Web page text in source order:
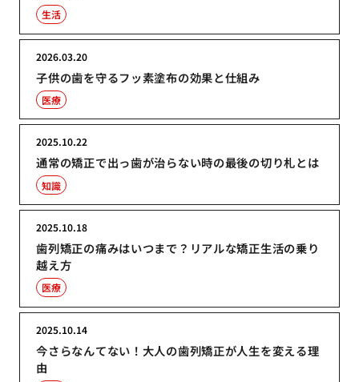
生活
子供の歯を守るフッ素塗布の効果と仕組み
2026.03.20
医療
通常の矯正で出っ歯が治らない時の最後の切り札とは
2025.10.22
知識
歯列矯正の痛みはいつまで？リアルな矯正生活の乗り
越え方
2025.10.18
医療
今さらなんてない！大人の歯列矯正が人生を変える理
由
2025.10.14